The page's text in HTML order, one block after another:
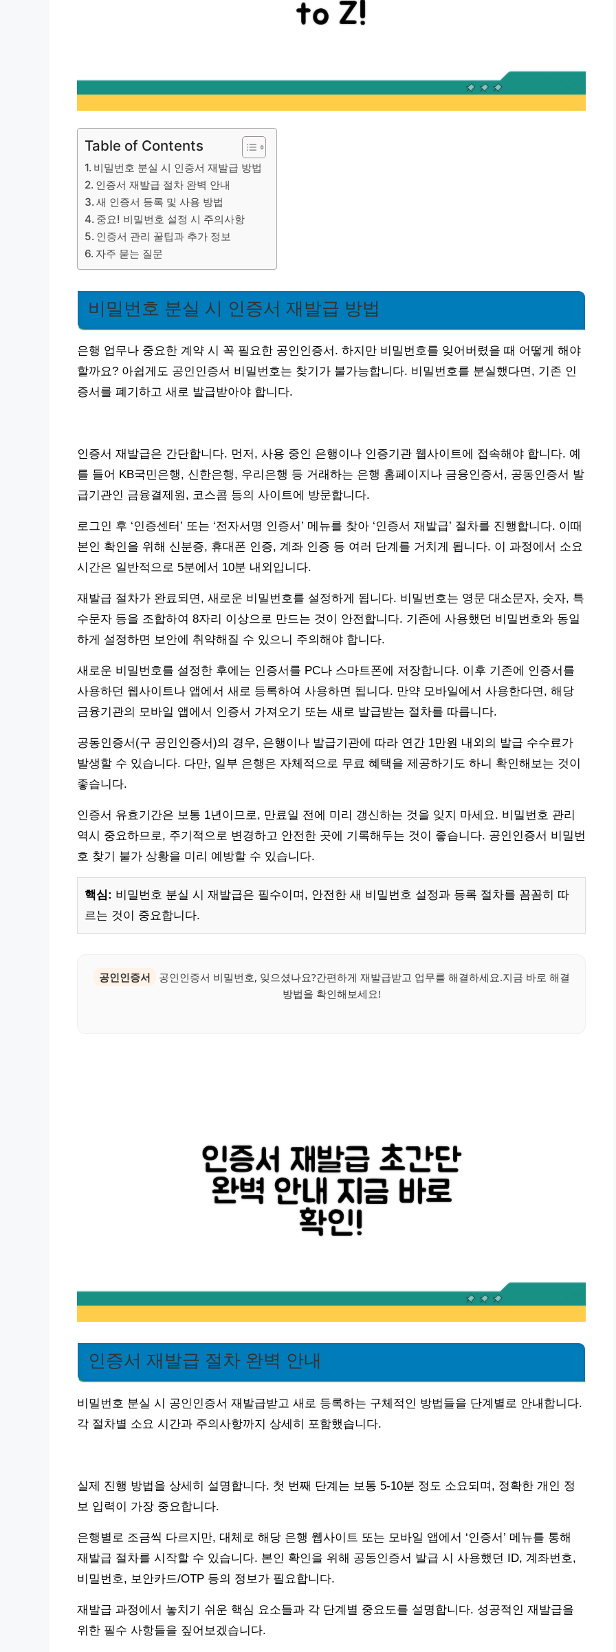
Table of Contents
비밀번호 분실 시 인증서 재발급 방법
인증서 재발급 절차 완벽 안내
새 인증서 등록 및 사용 방법
중요! 비밀번호 설정 시 주의사항
인증서 관리 꿀팁과 추가 정보
자주 묻는 질문
비밀번호 분실 시 인증서 재발급 방법
은행 업무나 중요한 계약 시 꼭 필요한 공인인증서. 하지만 비밀번호를 잊어버렸을 때 어떻게 해야
할까요? 아쉽게도 공인인증서 비밀번호는 찾기가 불가능합니다. 비밀번호를 분실했다면, 기존 인
증서를 폐기하고 새로 발급받아야 합니다.
인증서 재발급은 간단합니다. 먼저, 사용 중인 은행이나 인증기관 웹사이트에 접속해야 합니다. 예
를 들어 KB국민은행, 신한은행, 우리은행 등 거래하는 은행 홈페이지나 금융인증서, 공동인증서 발
급기관인 금융결제원, 코스콤 등의 사이트에 방문합니다.
로그인 후 ‘인증센터’ 또는 ‘전자서명 인증서’ 메뉴를 찾아 ‘인증서 재발급’ 절차를 진행합니다. 이때
본인 확인을 위해 신분증, 휴대폰 인증, 계좌 인증 등 여러 단계를 거치게 됩니다. 이 과정에서 소요
시간은 일반적으로 5분에서 10분 내외입니다.
재발급 절차가 완료되면, 새로운 비밀번호를 설정하게 됩니다. 비밀번호는 영문 대소문자, 숫자, 특
수문자 등을 조합하여 8자리 이상으로 만드는 것이 안전합니다. 기존에 사용했던 비밀번호와 동일
하게 설정하면 보안에 취약해질 수 있으니 주의해야 합니다.
새로운 비밀번호를 설정한 후에는 인증서를 PC나 스마트폰에 저장합니다. 이후 기존에 인증서를
사용하던 웹사이트나 앱에서 새로 등록하여 사용하면 됩니다. 만약 모바일에서 사용한다면, 해당
금융기관의 모바일 앱에서 인증서 가져오기 또는 새로 발급받는 절차를 따릅니다.
공동인증서(구 공인인증서)의 경우, 은행이나 발급기관에 따라 연간 1만원 내외의 발급 수수료가
발생할 수 있습니다. 다만, 일부 은행은 자체적으로 무료 혜택을 제공하기도 하니 확인해보는 것이
좋습니다.
인증서 유효기간은 보통 1년이므로, 만료일 전에 미리 갱신하는 것을 잊지 마세요. 비밀번호 관리
역시 중요하므로, 주기적으로 변경하고 안전한 곳에 기록해두는 것이 좋습니다. 공인인증서 비밀번
호 찾기 불가 상황을 미리 예방할 수 있습니다.
핵심: 비밀번호 분실 시 재발급은 필수이며, 안전한 새 비밀번호 설정과 등록 절차를 꼼꼼히 따
르는 것이 중요합니다.
공인인증서
공인인증서 비밀번호, 잊으셨나요?간편하게 재발급받고 업무를 해결하세요.지금 바로 해결
방법을 확인해보세요!
인증서 재발급 절차 완벽 안내
비밀번호 분실 시 공인인증서 재발급받고 새로 등록하는 구체적인 방법들을 단계별로 안내합니다.
각 절차별 소요 시간과 주의사항까지 상세히 포함했습니다.
실제 진행 방법을 상세히 설명합니다. 첫 번째 단계는 보통 5-10분 정도 소요되며, 정확한 개인 정
보 입력이 가장 중요합니다.
은행별로 조금씩 다르지만, 대체로 해당 은행 웹사이트 또는 모바일 앱에서 ‘인증서’ 메뉴를 통해
재발급 절차를 시작할 수 있습니다. 본인 확인을 위해 공동인증서 발급 시 사용했던 ID, 계좌번호,
비밀번호, 보안카드/OTP 등의 정보가 필요합니다.
재발급 과정에서 놓치기 쉬운 핵심 요소들과 각 단계별 중요도를 설명합니다. 성공적인 재발급을
위한 필수 사항들을 짚어보겠습니다.